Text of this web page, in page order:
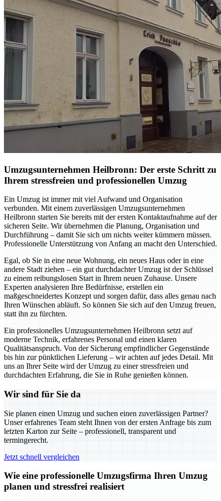
Umzugsunternehmen Heilbronn: Der erste Schritt zu
Ihrem stressfreien und professionellen Umzug
Ein Umzug ist immer mit viel Aufwand und Organisation
verbunden. Mit einem zuverlässigen Umzugsunternehmen
Heilbronn starten Sie bereits mit der ersten Kontaktaufnahme auf der
sicheren Seite. Wir übernehmen die Planung, Organisation und
Durchführung – damit Sie sich um nichts weiter kümmern müssen.
Professionelle Unterstützung von Anfang an macht den Unterschied.
Egal, ob Sie in eine neue Wohnung, ein neues Haus oder in eine
andere Stadt ziehen – ein gut durchdachter Umzug ist der Schlüssel
zu einem reibungslosen Start in Ihrem neuen Zuhause. Unsere
Experten analysieren Ihre Bedürfnisse, erstellen ein
maßgeschneidertes Konzept und sorgen dafür, dass alles genau nach
Ihren Wünschen abläuft. So können Sie sich auf den Umzug freuen,
statt ihn zu fürchten.
Ein professionelles Umzugsunternehmen Heilbronn setzt auf
moderne Technik, erfahrenes Personal und einen klaren
Qualitätsanspruch. Von der Sicherung empfindlicher Gegenstände
bis hin zur pünktlichen Lieferung – wir achten auf jedes Detail. Mit
uns an Ihrer Seite wird der Umzug zu einer stressfreien und
durchdachten Erfahrung, die Sie in Ruhe genießen können.
Wir sind für Sie da
Sie planen einen Umzug und suchen einen zuverlässigen Partner?
Unser erfahrenes Team steht Ihnen von der ersten Anfrage bis zum
letzten Karton zur Seite – professionell, transparent und
termingerecht.
Jetzt schnell vergleichen
Wie eine professionelle Umzugsfirma Ihren Umzug
planen und stressfrei realisiert